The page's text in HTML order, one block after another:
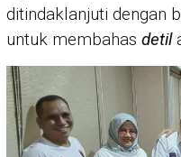
ditindaklanjuti dengan
untuk membahas detil